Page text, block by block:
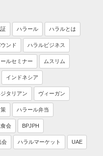
ハラール ハラルとは
ンド ハラルビジネス
ルセミナー ムスリム
インドネシア
タリアン ヴィーガン
ハラール弁当
会 BPJPH
会 ハラルマーケット UAE